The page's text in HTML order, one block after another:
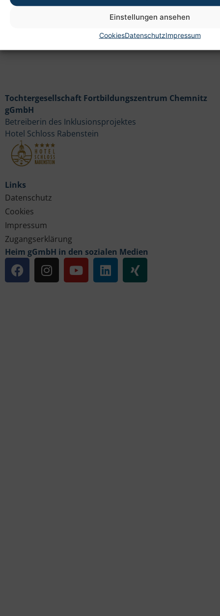
Einstellungen ansehen
CookiesDatenschutzImpressum
Links
Datenschutz
Cookies
Impressum
Zugangserklärung
Heim gGmbH in den sozialen Medien
Tochtergesellschaft Fortbildungszentrum Chemnitz
gGmbH
Betreiberin des Inklusionsprojektes
Hotel Schloss Rabenstein